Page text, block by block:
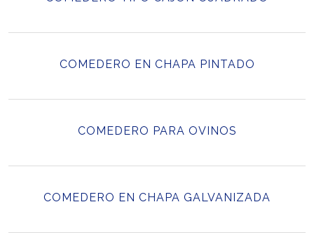
COMEDERO EN CHAPA PINTADO
COMEDERO PARA OVINOS
COMEDERO EN CHAPA GALVANIZADA